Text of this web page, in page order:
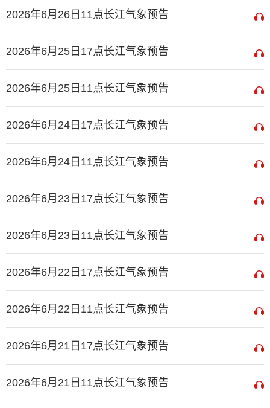
2026年6月26日11点长江气象预告
2026年6月25日17点长江气象预告
2026年6月25日11点长江气象预告
2026年6月24日17点长江气象预告
2026年6月24日11点长江气象预告
2026年6月23日17点长江气象预告
2026年6月23日11点长江气象预告
2026年6月22日17点长江气象预告
2026年6月22日11点长江气象预告
2026年6月21日17点长江气象预告
2026年6月21日11点长江气象预告